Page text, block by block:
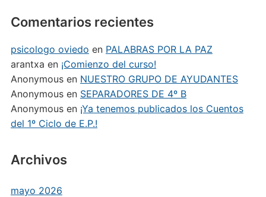
Comentarios recientes
psicologo oviedo en PALABRAS POR LA PAZ
arantxa en ¡Comienzo del curso!
Anonymousen NUESTRO GRUPO DE AYUDANTES
Anonymousen SEPARADORES DE 4º B
Anonymousen ¡Ya tenemos publicados los Cuentos
del 1º Ciclo de E.P.!
Archivos
mayo 2026